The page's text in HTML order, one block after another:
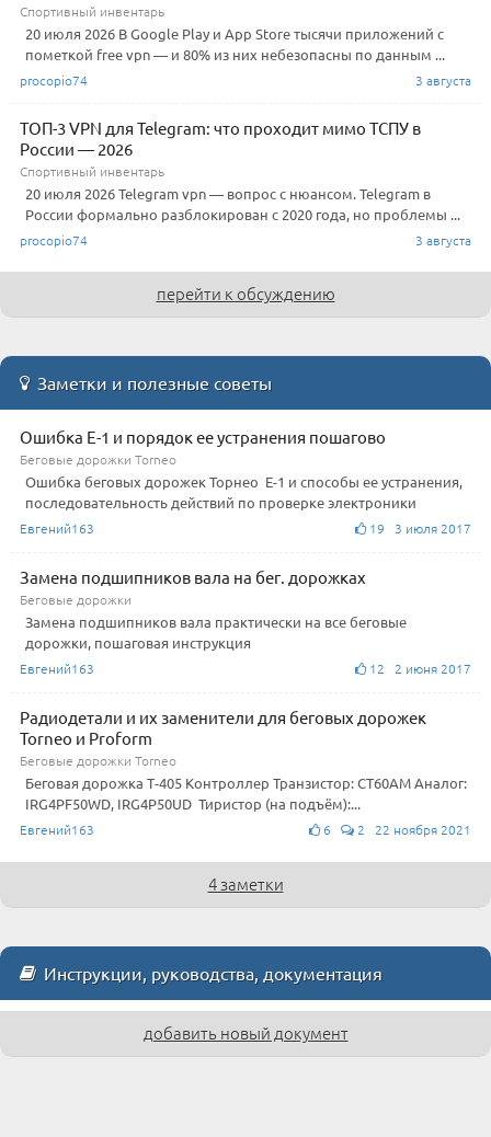
Спортивный инвентарь
20 июля 2026 В Google Play и App Store тысячи приложений с
пометкой free vpn — и 80% из них небезопасны по данным ...
procopio74 3 августа
ТОП-3 VPN для Telegram: что проходит мимо ТСПУ в
России — 2026
Спортивный инвентарь
20 июля 2026 Telegram vpn — вопрос с нюансом. Telegram в
России формально разблокирован с 2020 года, но проблемы ...
procopio74 3 августа
перейти к обсуждению
Заметки и полезные советы
Ошибка Е-1 и порядок ее устранения пошагово
Беговые дорожки Torneo
Ошибка беговых дорожек Торнео Е-1 и способы ее устранения,
последовательность действий по проверке электроники
Евгений163 19 3 июля 2017
Замена подшипников вала на бег. дорожках
Беговые дорожки
Замена подшипников вала практически на все беговые
дорожки, пошаговая инструкция
Евгений163 12 2 июня 2017
Радиодетали и их заменители для беговых дорожек
Torneo и Proform
Беговые дорожки Torneo
Беговая дорожка Т-405 Контроллер Транзистор: CT60AM Аналог:
IRG4PF50WD, IRG4P50UD Тиристор (на подъём):...
Евгений163 6 2 22 ноября 2021
4 заметки
Инструкции, руководства, документация
добавить новый документ